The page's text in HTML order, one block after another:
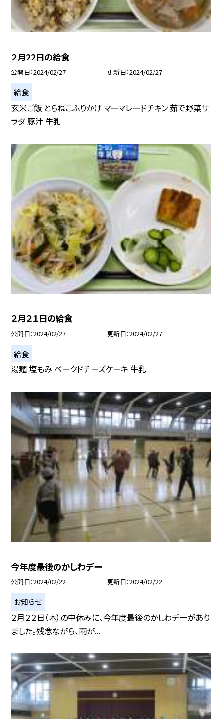
２月22日の給食
公開日 2024/02/27 更新日 2024/02/27
給食
玄米ご飯 とらねこふりかけ マーマレードチキン 茹で野菜サ
ラダ 豚汁 牛乳
２月２１日の給食
公開日 2024/02/27 更新日 2024/02/27
給食
湯麺 塩もみ ベークドチーズケーキ 牛乳
今年度最後のかしわデー
公開日 2024/02/22 更新日 2024/02/22
お知らせ
２月２２日（木）の中休みに、今年度最後のかしわデーがあり
ました。残念ながら、雨が...